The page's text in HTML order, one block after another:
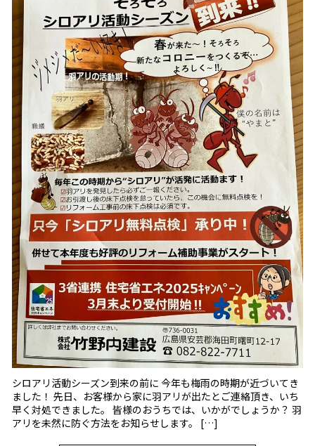
シロアリ活動シーズン到来の前に 今年も梅雨の時期が近づいてき
ました！ 先日、お客様から家に羽アリが出たとご連絡頂き、いち
早く対処できました。 皆様のおうちでは、いかがでしょうか？ 羽
アリを未然に防ぐ方法をお知らせします。 […]